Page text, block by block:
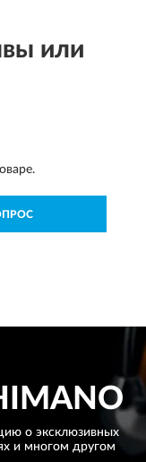
или
о эксклюзивных
и многом другом